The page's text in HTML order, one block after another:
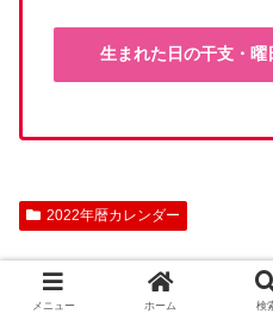
生まれた日の干支・
2022年暦カレンダー
メニュー ホーム 検